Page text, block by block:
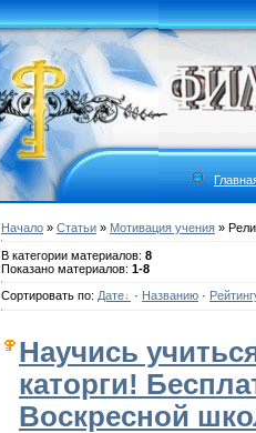
Начало » Статьи » Мотивация учения »
В категории материалов: 8
Показано материалов: 1-8
Сортировать по: Дате · Названию ·
Научись
каторги!
Воскресной